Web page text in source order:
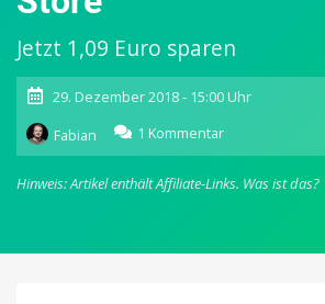
Jetzt 1,09 Euro sparen
29. Dezember 2018 - 15:00 Uhr
Fabian
1 Kommentar
Hitman
Sniper:
Scharfschützen-
kostenlos
Hinweis: Artikel enthält Affiliate-Links. Was ist das?